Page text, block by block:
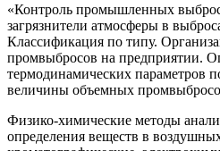
«Контроль промышленных
загрязнители атмосферы в
Классификация по типу.
промвыбросов на предприятии.
термодинамических параметров
величины объемных
Физико-химические методы
определения веществ в